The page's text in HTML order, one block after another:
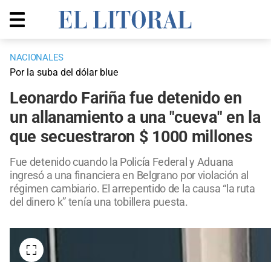
NACIONALES
Por la suba del dólar blue
Leonardo Fariña fue detenido en
un allanamiento a una "cueva" en la
que secuestraron $ 1000 millones
Fue detenido cuando la Policía Federal y Aduana
ingresó a una financiera en Belgrano por violación al
régimen cambiario. El arrepentido de la causa “la ruta
del dinero k” tenía una tobillera puesta.